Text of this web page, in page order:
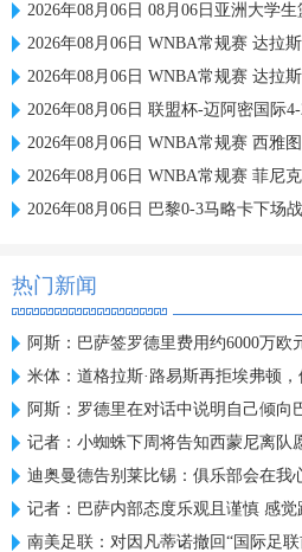
2026年08月06日 08月06日亚洲大学生篮球联赛
2026年08月06日 WNBA常规赛 达拉斯飞翼
2026年08月06日 WNBA常规赛 达拉斯飞翼
2026年08月06日 联盟杯-迈阿密国际4-2圣
2026年08月06日 WNBA常规赛 西雅图风
2026年08月06日 WNBA常规赛 菲尼克斯水
2026年08月06日 巴黎0-3马略卡下场战曼
热门新闻
阿斯：巴萨签罗德里费用约6000万欧
米体：道格拉斯·路易斯再拒埃弗顿
阿斯：罗德里在对话中说明自己倾向巴
记者：小蜘蛛下周将告知西蒙尼离队
迪奥曼德告别莱比锡：俱乐部会在我
记者：巴萨内部态度乐观且谨慎 感
南美足联：对因凡蒂诺撤回“国际足